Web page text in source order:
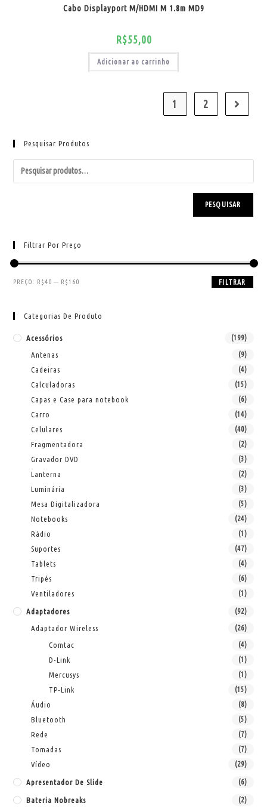
Cabo Displayport M/HDMI M 1.8m MD9
R$55,00
Adicionar ao carrinho
1 2
Pesquisar Produtos
PESQUISAR
Filtrar Por Preço
FILTRAR
PREÇO: R$40 — R$160
Categorias De Produto
Acessórios (199)
Antenas (9)
Cadeiras (4)
Calculadoras (15)
Capas e Case para notebook (6)
Carro (14)
Celulares (40)
Fragmentadora (2)
Gravador DVD (3)
Lanterna (2)
Luminária (3)
Mesa Digitalizadora (5)
Notebooks (24)
Rádio (1)
Suportes (47)
Tablets (4)
Tripés (6)
Ventiladores (1)
Adaptadores (92)
Adaptador Wireless (26)
Comtac (4)
D-Link (1)
Mercusys (1)
TP-Link (15)
Áudio (8)
Bluetooth (5)
Rede (7)
Tomadas (7)
Vídeo (29)
Apresentador De Slide (6)
Bateria Nobreaks (2)